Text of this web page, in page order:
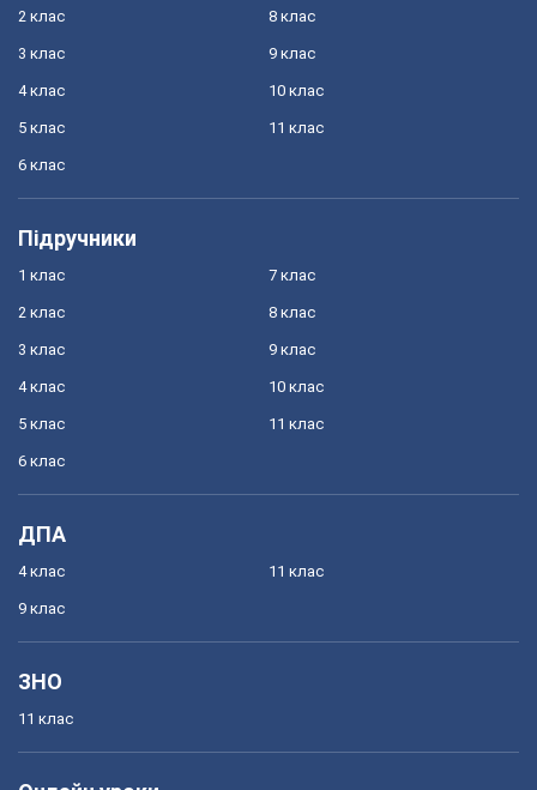
2 клас
3 клас
4 клас
5 клас
6 клас
8 клас
9 клас
10 клас
11 клас
Підручники
1 клас
2 клас
3 клас
4 клас
5 клас
6 клас
7 клас
8 клас
9 клас
10 клас
11 клас
ДПА
4 клас
9 клас
11 клас
ЗНО
11 клас